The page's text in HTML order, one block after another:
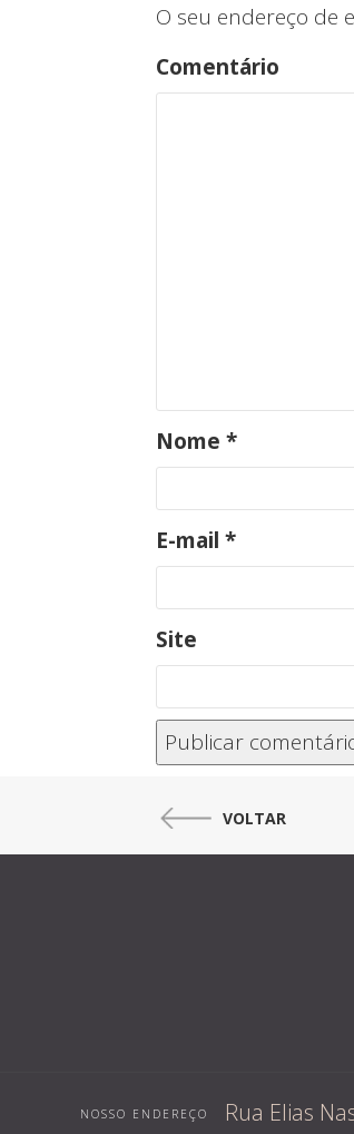
O seu endereço de
Comentário
Nome *
E-mail *
Site
VOLTAR
NOSSO ENDEREÇO Rua Elias